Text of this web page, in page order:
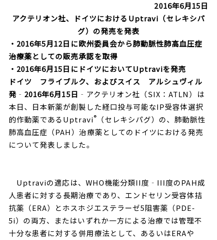
2016年6月15日
アクテリオン社、ドイツにおける Uptravi （セレキシパ
グ）の発売を発表
・2016年5月12日に欧州委員会から肺動脈性肺高血圧症
治療薬としての販売承認を取得
・2016年6月15日にドイツにおいてUptraviを発売
ドイツ フライブルク、およびスイス アルシュヴィル
発 ‐ 2016年6月15日 ‐アクテリオン社（SIX：ATLN）は
本日、日本新薬が創製した経口投与可能なIP受容体選択
的作動薬であるUptravi®
（セレキシパグ）の、肺動脈性
肺高血圧症（PAH）治療薬としてのドイツにおける発売
について発表しました。
Uptraviの適応は、WHO機能分類II度‐III度のPAH成
人患者に対する長期治療であり、エンドセリン受容体拮
抗薬（ERA）とホスホジエステラーゼ5阻害薬（PDE-
5i）の両方、またはいずれか一方による治療では管理不
十分な患者に対する併用療法として、あるいはERAや